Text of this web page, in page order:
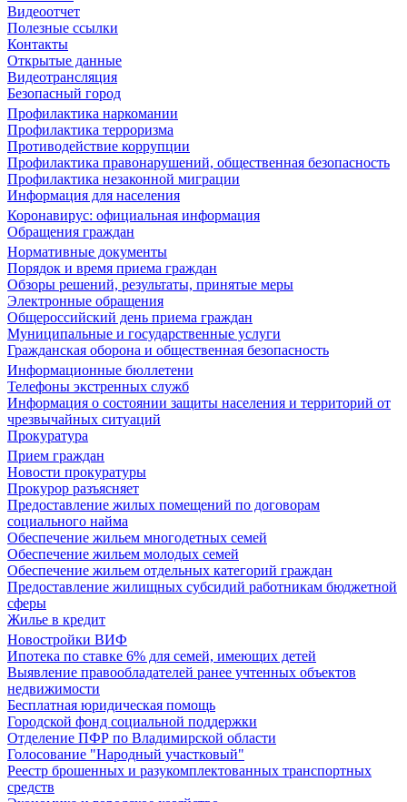
Видеоотчет
Полезные ссылки
Контакты
Открытые данные
Видеотрансляция
Безопасный город
Профилактика наркомании
Профилактика терроризма
Противодействие коррупции
Профилактика правонарушений, общественная безопасность
Профилактика незаконной миграции
Информация для населения
Коронавирус: официальная информация
Обращения граждан
Нормативные документы
Порядок и время приема граждан
Обзоры решений, результаты, принятые меры
Электронные обращения
Общероссийский день приема граждан
Муниципальные и государственные услуги
Гражданская оборона и общественная безопасность
Информационные бюллетени
Телефоны экстренных служб
Информация о состоянии защиты населения и территорий от
чрезвычайных ситуаций
Прокуратура
Прием граждан
Новости прокуратуры
Прокурор разъясняет
Предоставление жилых помещений по договорам
социального найма
Обеспечение жильем многодетных семей
Обеспечение жильем молодых семей
Обеспечение жильем отдельных категорий граждан
Предоставление жилищных субсидий работникам бюджетной
сферы
Жилье в кредит
Новостройки ВИФ
Ипотека по ставке 6% для семей, имеющих детей
Выявление правообладателей ранее учтенных объектов
недвижимости
Бесплатная юридическая помощь
Городской фонд социальной поддержки
Отделение ПФР по Владимирской области
Голосование "Народный участковый"
Реестр брошенных и разукомплектованных транспортных
средств